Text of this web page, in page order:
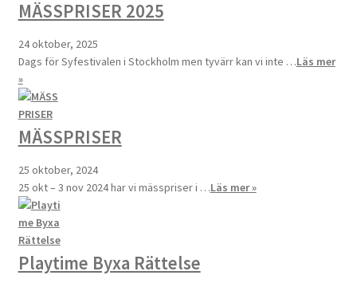
MÄSSPRISER 2025
24 oktober, 2025
Dags för Syfestivalen i Stockholm men tyvärr kan vi inte …Läs mer
»
MÄSSPRISER
25 oktober, 2024
25 okt – 3 nov 2024 har vi mässpriser i …Läs mer »
Playtime Byxa Rättelse